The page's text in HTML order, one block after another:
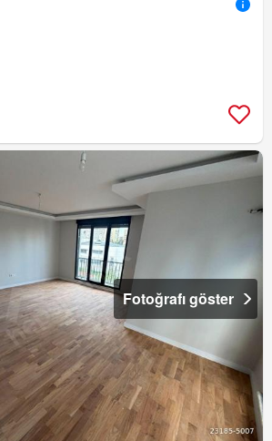
Fotoğrafı göster